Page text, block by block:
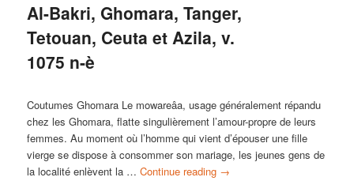
Al-Bakri, Ghomara, Tanger,
Tetouan, Ceuta et Azila, v.
1075 n-è
Coutumes Ghomara Le mowareâa, usage généralement répandu
chez les Ghomara, flatte singulièrement l’amour-propre de leurs
femmes. Au moment où l’homme qui vient d’épouser une fille
vierge se dispose à consommer son mariage, les jeunes gens de
la localité enlèvent la …Continue reading →